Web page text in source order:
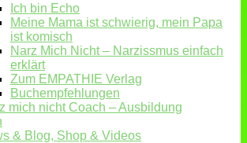
Ich bin Echo
Meine Mama ist schwierig, mein Papa
ist komisch
Narz Mich Nicht – Narzissmus einfach
erklärt
Zum EMPATHIE Verlag
Buchempfehlungen
mich nicht Coach – Ausbildung
& Blog, Shop & Videos